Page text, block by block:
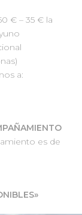
€ – 35 € la
a:
es de